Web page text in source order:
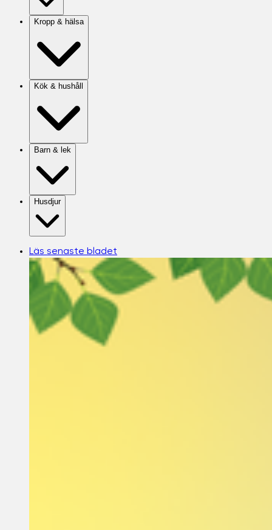
Kropp & hälsa
Kök & hushåll
Barn & lek
Husdjur
Läs senaste bladet